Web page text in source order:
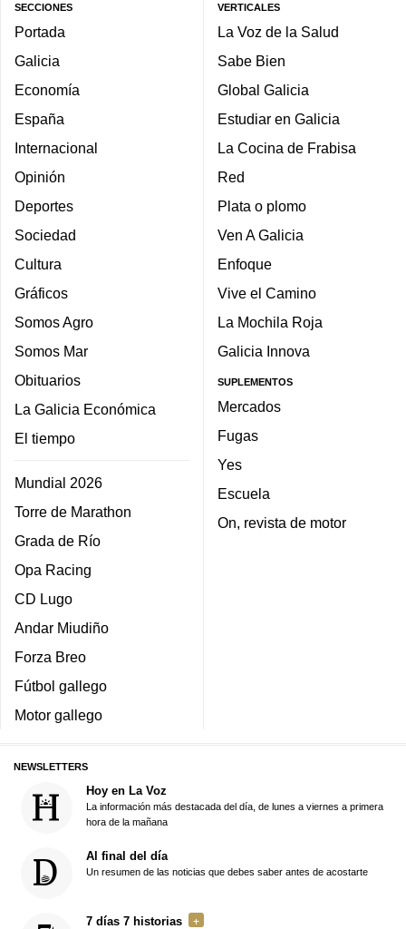
SECCIONES
Portada
Galicia
Economía
España
Internacional
Opinión
Deportes
Sociedad
Cultura
Gráficos
Somos Agro
Somos Mar
Obituarios
La Galicia Económica
El tiempo
Mundial 2026
Torre de Marathon
Grada de Río
Opa Racing
CD Lugo
Andar Miudiño
Forza Breo
Fútbol gallego
Motor gallego
VERTICALES
La Voz de la Salud
Sabe Bien
Global Galicia
Estudiar en Galicia
La Cocina de Frabisa
Red
Plata o plomo
Ven A Galicia
Enfoque
Vive el Camino
La Mochila Roja
Galicia Innova
SUPLEMENTOS
Mercados
Fugas
Yes
Escuela
On, revista de motor
NEWSLETTERS
Hoy en La Voz
La información más destacada del día, de lunes a viernes a primera
hora de la mañana
Al final del día
Un resumen de las noticias que debes saber antes de acostarte
7 días 7 historias